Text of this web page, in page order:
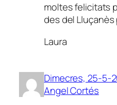
moltes felicitats
des del Lluçanès
Laura
Dimecres, 25-5-
Angel Cortés